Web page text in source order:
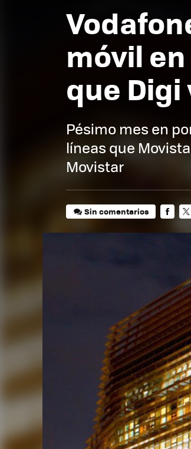
móvil
que
Pésimo mes en
líneas que
Movistar
Sin comentarios